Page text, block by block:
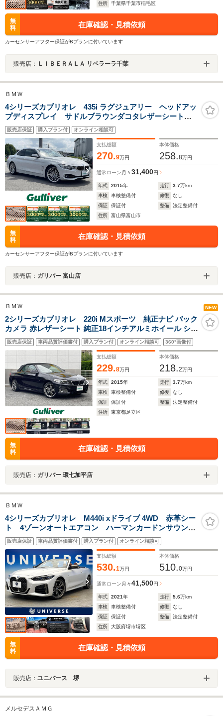
住所
千葉県千葉市稲毛区
無
料
在庫確認・見積依頼
カーセンサーアフター保証がBプランに付いています
販売店： ＬＩＢＥＲＡＬＡ リベラーラ千葉
ＢＭＷ
4シリーズカブリオレ 435i ラグジュアリー ヘッドアッ
プディスプレイ サドルブラウンダコタレザーシート
レーダークルーズコントロール 衝突軽減ブレーキ レ
ーンキープ 純正ナビ フルセグTV BT MSV バック
カメラ 前後コーナーセンサー
販売店保証 購入プラン付 オンライン相談可
支払総額
270.9万円
本体価格
258.8万円
通常ローン 月々31,400円
年式 2015年 走行 3.7万km
車検
車検整備付 修復
なし
保証
保証付 整備
法定整備付
住所
富山県富山市
無
料
在庫確認・見積依頼
カーセンサーアフター保証がBプランに付いています
販売店： ガリバー 富山店
ＢＭＷ NEW
2シリーズカブリオレ 220i Mスポーツ 純正ナビ バック
カメラ 赤レザーシート 純正18インチアルミホイール シー
トヒーター パワーシート シートメモリー レーンディパー
チャー 前車接近警告 衝突回避被害軽減ブレーキ ミラー型
ドライブレコーダー
販売店保証 車両品質評価書付 購入プラン付 オンライン相談可 360°画像付
支払総額
229.8万円
本体価格
218.2万円
年式 2015年 走行 3.7万km
車検
車検整備付 修復
なし
保証
保証付 整備
法定整備付
住所
東京都足立区
無
料
在庫確認・見積依頼
販売店： ガリバー 環七加平店
ＢＭＷ
4シリーズカブリオレ M440i xドライブ 4WD 赤革シー
ト 4ゾーンオートエアコン ハーマンカードンサウン
ド ヘッドアップディスプレイ レーザーライト 純正
19インチAW パワーバックドア ブルーブレーキキャリ
パー パドルシフト 禁煙車
販売店保証 車両品質評価書付 購入プラン付 オンライン相談可
支払総額
530.1万円
本体価格
510.0万円
通常ローン 月々41,500円
年式 2021年 走行 5.6万km
車検
車検整備付 修復
なし
保証
保証付 整備
法定整備付
住所
大阪府堺市堺区
無
料
在庫確認・見積依頼
販売店： ユニバース 堺
メルセデスＡＭＧ